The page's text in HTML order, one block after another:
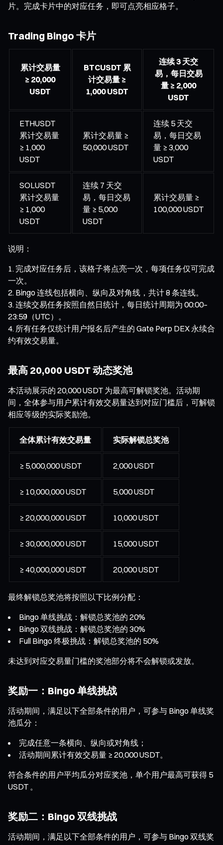
片。完成卡片中的对应任务，即可点亮相应格子。
Trading Bingo 卡片
累计交易量
≥ 20,000
USDT
BTCUSDT 累
计交易量 ≥
1,000 USDT
连续 3 天交
易，每日交易
量 ≥ 2,000
USDT
ETHUSDT
累计交易量
≥ 1,000
USDT
累计交易量 ≥
50,000 USDT
连续 5 天交
易，每日交易
量 ≥ 3,000
USDT
SOLUSDT
累计交易量
≥ 1,000
USDT
连续 7 天交
易，每日交易
量 ≥ 5,000
USDT
累计交易量 ≥
100,000 USDT
说明：
完成对应任务后，该格子将点亮一次，每项任务仅可完成
一次。
Bingo 连线包括横向、纵向及对角线，共计 8 条连线。
连续交易任务按照自然日统计，每日统计周期为 00:00–
23:59（UTC）。
所有任务仅统计用户报名后产生的 Gate Perp DEX 永续合
约有效交易量。
最高 20,000 USDT 动态奖池
本活动展示的 20,000 USDT 为最高可解锁奖池。活动期
间，全体参与用户累计有效交易量达到对应门槛后，可解锁
相应等级的实际奖励池。
全体累计有效交易量 实际解锁总奖池
≥ 5,000,000 USDT 2,000 USDT
≥ 10,000,000 USDT 5,000 USDT
≥ 20,000,000 USDT 10,000 USDT
≥ 30,000,000 USDT 15,000 USDT
≥ 40,000,000 USDT 20,000 USDT
最终解锁总奖池将按照以下比例分配：
Bingo 单线挑战：解锁总奖池的 20%
Bingo 双线挑战：解锁总奖池的 30%
Full Bingo 终极挑战：解锁总奖池的 50%
未达到对应交易量门槛的奖池部分将不会解锁或发放。
奖励一：Bingo 单线挑战
活动期间，满足以下全部条件的用户，可参与 Bingo 单线奖
池瓜分：
完成任意一条横向、纵向或对角线；
活动期间累计有效交易量 ≥ 20,000 USDT。
符合条件的用户平均瓜分对应奖池，单个用户最高可获得 5
USDT 。
奖励二：Bingo 双线挑战
活动期间，满足以下全部条件的用户，可参与 Bingo 双线奖